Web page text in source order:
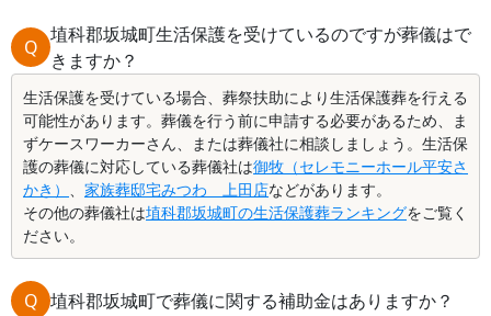
Q
埴科郡坂城町生活保護を受けているのですが葬儀はで
きますか？
生活保護を受けている場合、葬祭扶助により生活保護葬を行える
可能性があります。葬儀を行う前に申請する必要があるため、ま
ずケースワーカーさん、または葬儀社に相談しましょう。生活保
護の葬儀に対応している葬儀社は御牧（セレモニーホール平安さ
かき）
家族葬邸宅みつわ 上田店などがあります。
その他の葬儀社は埴科郡坂城町の生活保護葬ランキングをご覧く
ださい。
Q 埴科郡坂城町で葬儀に関する補助金はありますか？